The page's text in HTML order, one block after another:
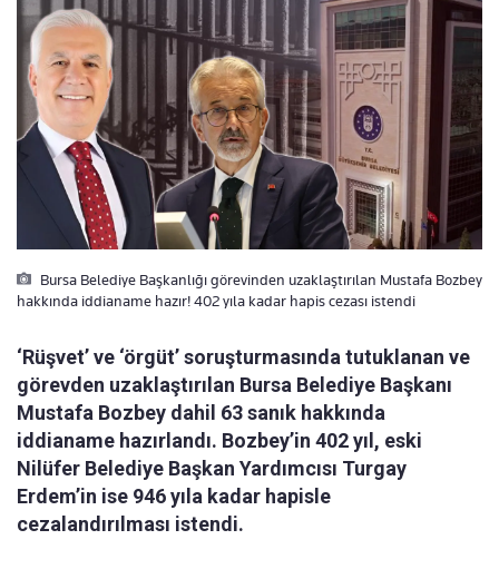
Bursa Belediye Başkanlığı görevinden uzaklaştırılan Mustafa Bozbey
hakkında iddianame hazır! 402 yıla kadar hapis cezası istendi
‘Rüşvet’ ve ‘örgüt’ soruşturmasında tutuklanan ve
görevden uzaklaştırılan Bursa Belediye Başkanı
Mustafa Bozbey dahil 63 sanık hakkında
iddianame hazırlandı. Bozbey’in 402 yıl, eski
Nilüfer Belediye Başkan Yardımcısı Turgay
Erdem’in ise 946 yıla kadar hapisle
cezalandırılması istendi.